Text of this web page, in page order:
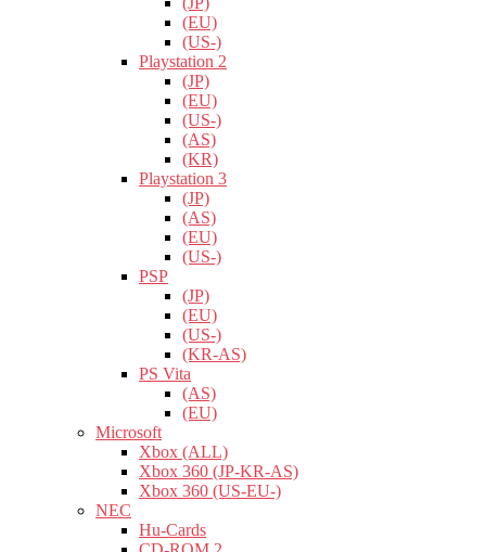
(EU)
(US-)
Playstation 2
(JP)
(EU)
(US-)
(AS)
(KR)
Playstation 3
(JP)
(AS)
(EU)
(US-)
PSP
(JP)
(EU)
(US-)
(KR-AS)
PS Vita
(AS)
(EU)
Microsoft
Xbox (ALL)
Xbox 360 (JP-KR-AS)
Xbox 360 (US-EU-)
NEC
Hu-Cards